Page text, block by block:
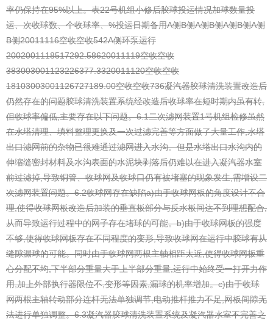
率仍保持在95%以上。表22号机组小修后胶球投运情况加球数量投
运、次收球数、个收球率、%投运日期备用A侧B侧A侧B侧A侧B侧A侧
B侧20011116空收空收542A侧环泵运行
2002001118517292.58620011119空收空收
383003001123226377.3320011120空收空收
18103003001126727189.00空收空收736凝汽器胶球清洗装置改造后
仍然存在的问题胶球清洗装置系统经改造后收球率在短时期内虽有转,
但收球率偏低,主要存在以下问题。6.1二次滤网装置1号机组检修虽然
在水塔清理、填料整理更换及一次过滤完善等方面做了大量工作,水塔
出口滤网前的杂物已很难通过滤网进入水沟。但是水塔出口水沟内的
伸缩缝密封材料及水沟表面的水泥块剥落后仍难以在进入凝汽器水室
前过滤掉,导致铜管、收球网及收球口仍有被堵塞的现象发生,需增设二
次滤网装置问题。6.2收球网存在缺陷a)由于收球网板的角度设计不合
理,使得收球网板改造后加装的垂直板部分与反水板间达不到理想配合,
从而导致运行过程中的网子存在堵球的可能。b)由于收球网板的强度
不够,使得收球网板存在不同程度的变形,导致收球网在运行中胶球有从
缝隙漏球的可能。同时由于收球网两根主轴相距太近,使得收球网板重
心分配不均,下半部分重量大于上半部分重量,运行中始终受一打开力作
用,加上外部执行器限位不,变形等因素,漏球的机率增加。c)由于收球
网两根主轴转动部分连杆无法单独调节,电动推杆推力不足,网板间隙无
法进行单独调整。6.3凝汽器胶球清洗装置系统及凝汽器水室不完善之